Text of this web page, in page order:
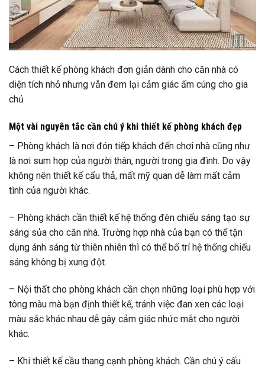
Cách thiết kế phòng khách đơn giản dành cho căn nhà có
diện tích nhỏ nhưng vẫn đem lại cảm giác ấm cúng cho gia
chủ
Một vài nguyên tắc cần chú ý khi thiết kế phòng khách đẹp
– Phòng khách là nơi đón tiếp khách đến chơi nhà cũng như
là nơi sum họp của người thân, người trong gia đình. Do vậy
không nên thiết kế cẩu thả, mất mỹ quan dễ làm mất cảm
tình của người khác.
– Phòng khách cần thiết kế hệ thống đèn chiếu sáng tạo sự
sáng sủa cho căn nhà. Trường hợp nhà của bạn có thể tận
dụng ánh sáng từ thiên nhiên thì có thể bố trí hệ thống chiếu
sáng không bị xung đột.
– Nội thất cho phòng khách cần chọn những loại phù hợp với
tông màu mà bạn định thiết kế, tránh việc đan xen các loại
màu sắc khác nhau dễ gây cảm giác nhức mắt cho người
khác.
– Khi thiết kế cầu thang cạnh phòng khách. Cần chú ý cấu